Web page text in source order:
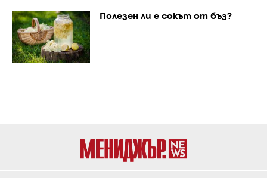
Полезен ли е сокът от бъз?